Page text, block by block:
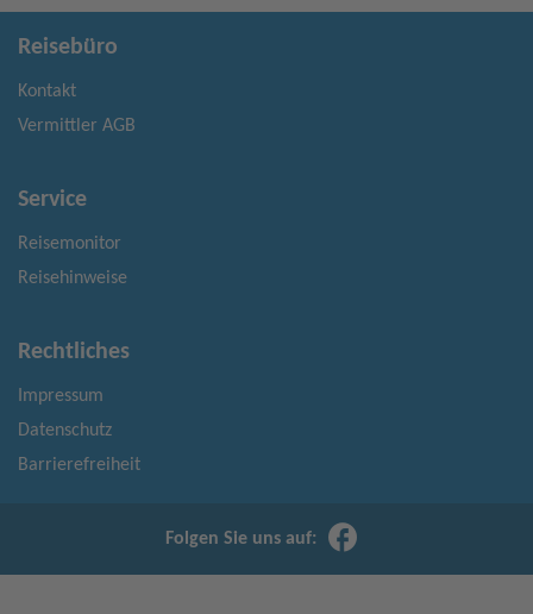
Reisebüro
Kontakt
Vermittler AGB
Service
Reisemonitor
Reisehinweise
Rechtliches
Impressum
Datenschutz
Barrierefreiheit
Folgen Sie uns auf: